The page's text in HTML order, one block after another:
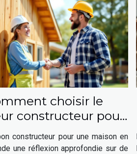
choisir le
constructeur pour
maison en bois ?
constructeur pour une maison en
une réflexion approfondie sur de